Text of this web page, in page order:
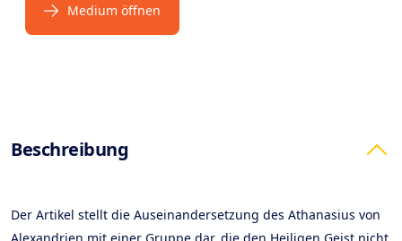
Medium öffnen
Products
Beschreibung
Der Artikel stellt die Auseinandersetzung des Athanasius von